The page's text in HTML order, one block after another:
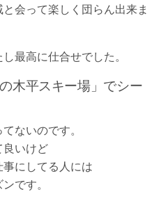
会って楽しく団らん出来ま
最高に仕合せでした。
木平スキー場」でシー
ないのです。
良いけど
にしてる人には
です。